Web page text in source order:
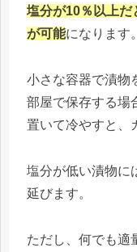
塩分が10％以上だ
が可能になります。
小さな容器で漬物
部屋で保存する場
置いて冷やすと、
塩分が低い漬物に
延びます。
ただし、何でも適